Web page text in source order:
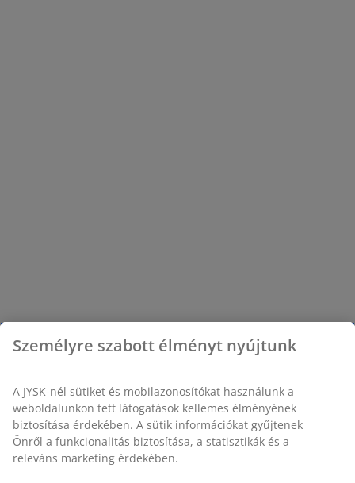
Személyre szabott élményt nyújtunk
A JYSK-nél sütiket és mobilazonosítókat használunk a
weboldalunkon tett látogatások kellemes élményének
biztosítása érdekében. A sütik információkat gyűjtenek
Önről a funkcionalitás biztosítása, a statisztikák és a
releváns marketing érdekében.